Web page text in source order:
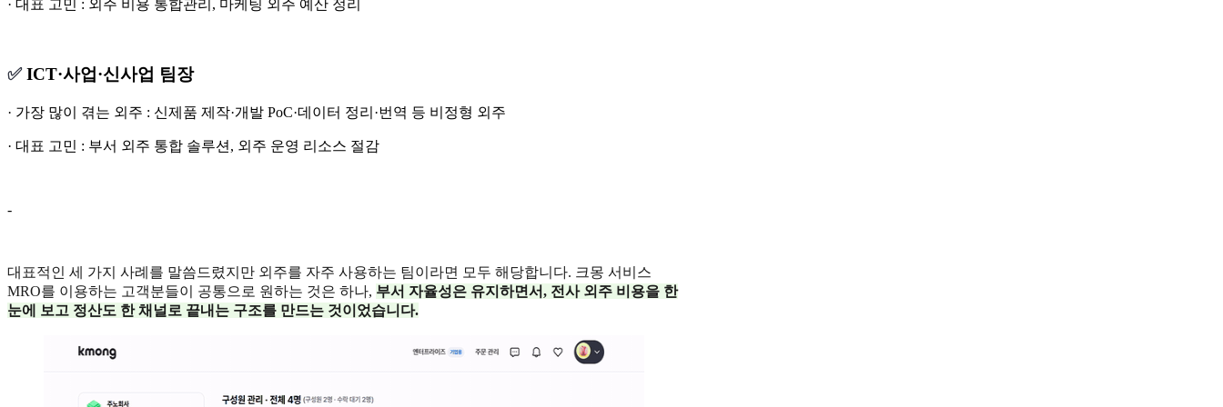
· 대표 고민 : 외주 비용 통합관리, 마케팅 외주 예산 정리
✅ICT·사업·신사업 팀장
· 가장 많이 겪는 외주 : 신제품 제작·개발 PoC·데이터 정리·번역 등 비정형 외주
· 대표 고민 : 부서 외주 통합 솔루션, 외주 운영 리소스 절감
-
대표적인 세 가지 사례를 말씀드렸지만 외주를 자주 사용하는 팀이라면 모두 해당합니다. 크몽 서비스
MRO를 이용하는 고객분들이 공통으로 원하는 것은 하나, 부서 자율성은 유지하면서, 전사 외주 비용을 한
눈에 보고 정산도 한 채널로 끝내는 구조를 만드는 것이었습니다.